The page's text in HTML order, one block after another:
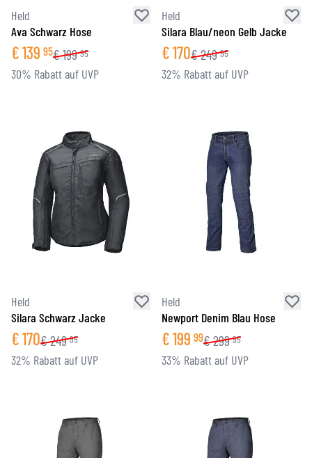
Held
Ava Schwarz Hose
€139 95€199 95
30% Rabatt auf UVP
Held
Silara Blau/neon Gelb Jacke
€170€249 95
32% Rabatt auf UVP
Held
Silara Schwarz Jacke
€170€249 95
32% Rabatt auf UVP
Held
Newport Denim Blau Hose
€199 99€299 95
33% Rabatt auf UVP